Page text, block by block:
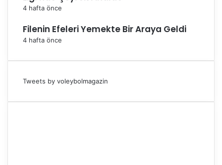
4 hafta önce
Filenin Efeleri Yemekte Bir Araya Geldi
4 hafta önce
Tweets by voleybolmagazin